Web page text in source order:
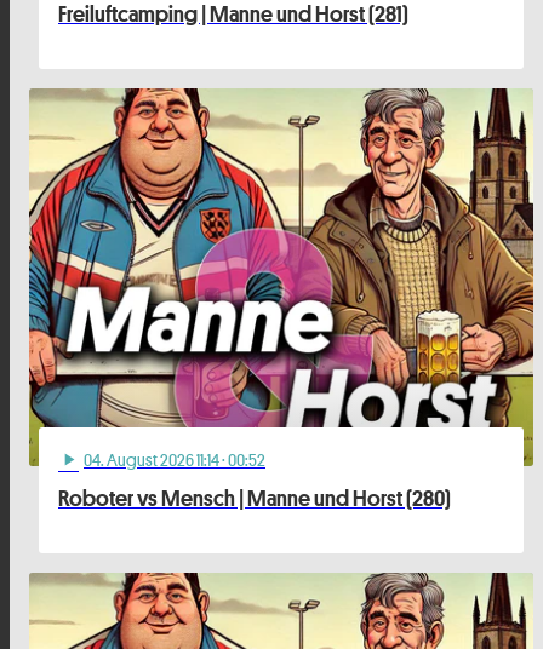
Freiluftcamping | Manne und Horst (281)
play_arrow 04. August 2026 11:14· 00:52
Roboter vs Mensch | Manne und Horst (280)